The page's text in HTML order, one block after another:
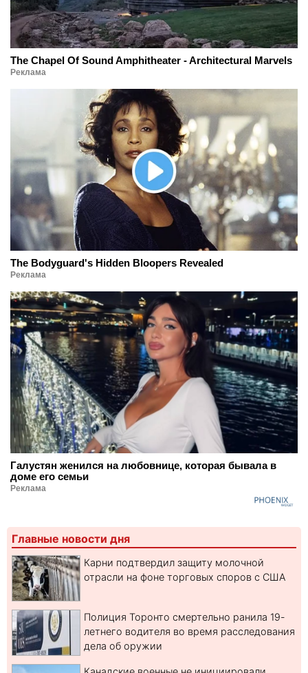
The Chapel Of Sound Amphitheater - Architectural Marvels
Реклама
The Bodyguard's Hidden Bloopers Revealed
Реклама
Галустян женился на любовнице, которая бывала в
доме его семьи
Реклама
Главные новости дня
Карни подтвердил защиту молочной
отрасли на фоне торговых споров с США
Полиция Торонто смертельно ранила 19-
летнего водителя во время расследования
дела об оружии